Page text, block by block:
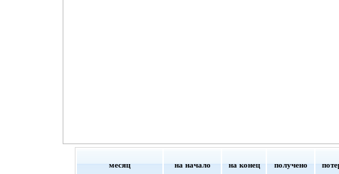
месяц на начало на конец получено